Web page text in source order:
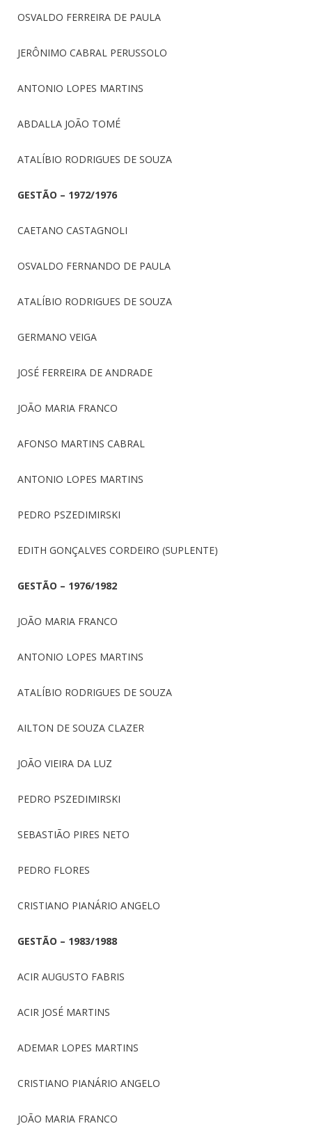
OSVALDO FERREIRA DE PAULA
JERÔNIMO CABRAL PERUSSOLO
ANTONIO LOPES MARTINS
ABDALLA JOÃO TOMÉ
ATALÍBIO RODRIGUES DE SOUZA
GESTÃO – 1972/1976
CAETANO CASTAGNOLI
OSVALDO FERNANDO DE PAULA
ATALÍBIO RODRIGUES DE SOUZA
GERMANO VEIGA
JOSÉ FERREIRA DE ANDRADE
JOÃO MARIA FRANCO
AFONSO MARTINS CABRAL
ANTONIO LOPES MARTINS
PEDRO PSZEDIMIRSKI
EDITH GONÇALVES CORDEIRO (SUPLENTE)
GESTÃO – 1976/1982
JOÃO MARIA FRANCO
ANTONIO LOPES MARTINS
ATALÍBIO RODRIGUES DE SOUZA
AILTON DE SOUZA CLAZER
JOÃO VIEIRA DA LUZ
PEDRO PSZEDIMIRSKI
SEBASTIÃO PIRES NETO
PEDRO FLORES
CRISTIANO PIANÁRIO ANGELO
GESTÃO – 1983/1988
ACIR AUGUSTO FABRIS
ACIR JOSÉ MARTINS
ADEMAR LOPES MARTINS
CRISTIANO PIANÁRIO ANGELO
JOÃO MARIA FRANCO